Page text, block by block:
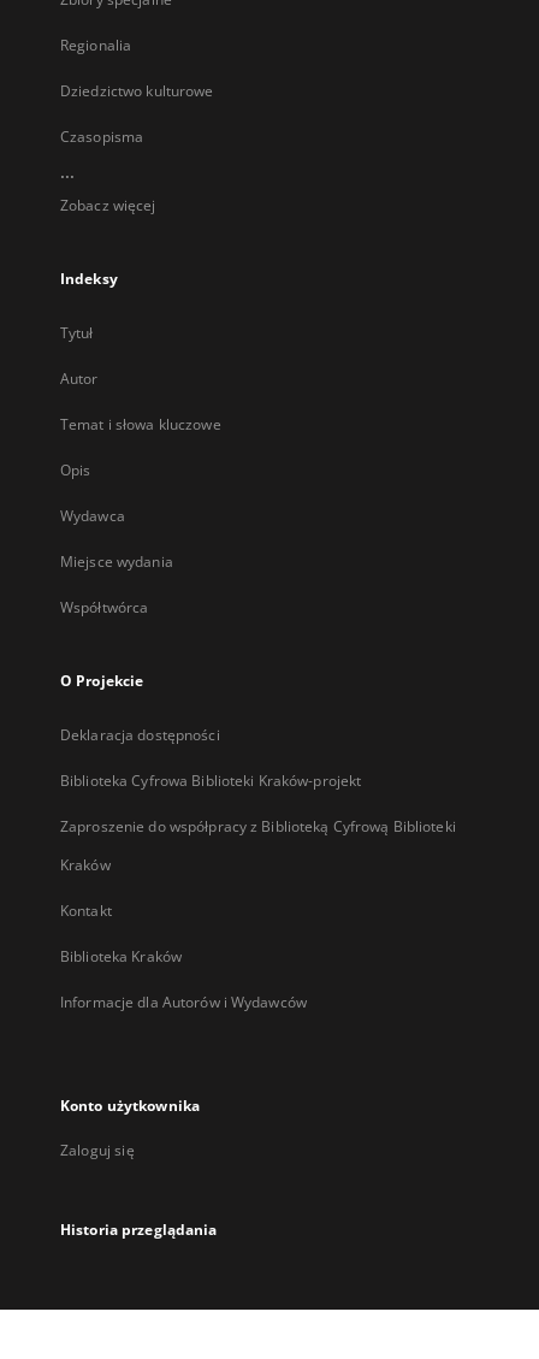
Regionalia
Dziedzictwo kulturowe
Czasopisma
...
Zobacz więcej
Indeksy
Tytuł
Autor
Temat i słowa kluczowe
Opis
Wydawca
Miejsce wydania
Współtwórca
O Projekcie
Deklaracja dostępności
Biblioteka Cyfrowa Biblioteki Kraków-projekt
Zaproszenie do współpracy z Biblioteką Cyfrową Biblioteki
Kraków
Kontakt
Biblioteka Kraków
Informacje dla Autorów i Wydawców
Konto użytkownika
Zaloguj się
Historia przeglądania